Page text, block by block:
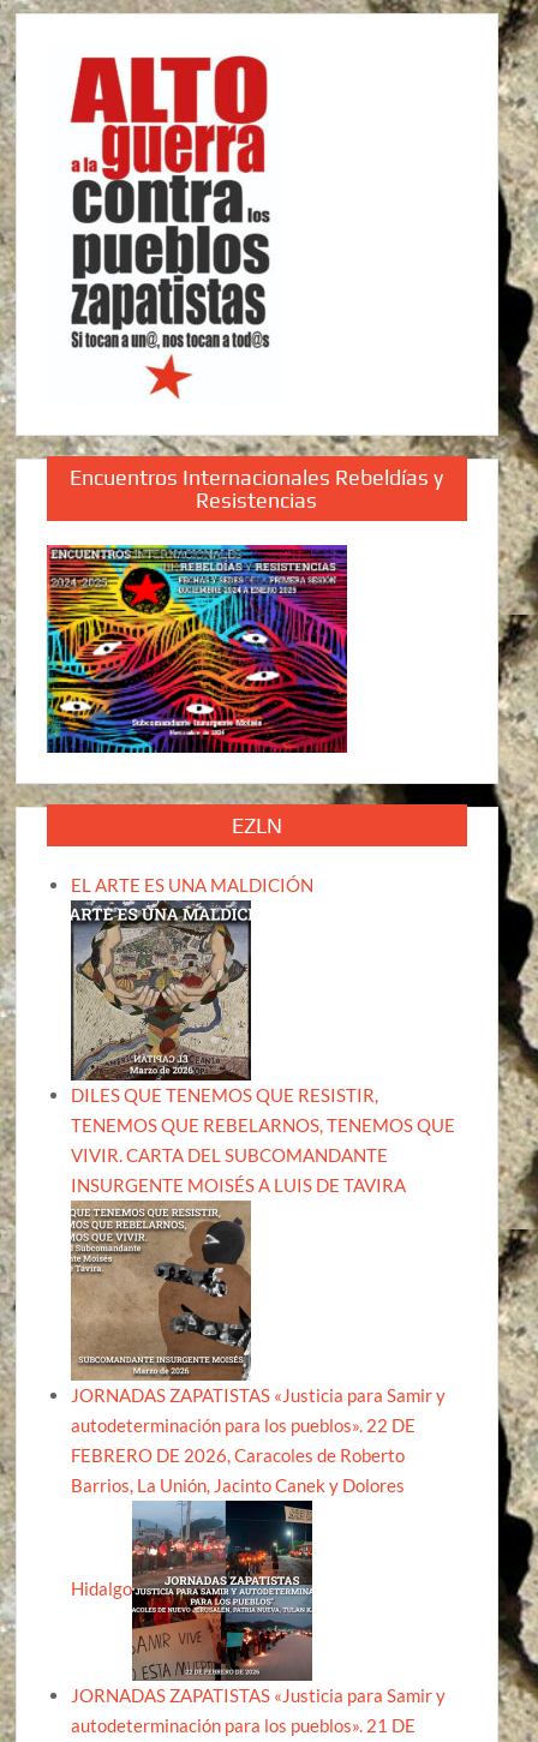
Encuentros Internacionales Rebeldías y
Resistencias
EZLN
EL ARTE ES UNA MALDICIÓN
DILES QUE TENEMOS QUE RESISTIR,
TENEMOS QUE REBELARNOS, TENEMOS QUE
VIVIR. CARTA DEL SUBCOMANDANTE
INSURGENTE MOISÉS A LUIS DE TAVIRA
JORNADAS ZAPATISTAS «Justicia para Samir y
autodeterminación para los pueblos». 22 DE
FEBRERO DE 2026, Caracoles de Roberto
Barrios, La Unión, Jacinto Canek y Dolores
Hidalgo
JORNADAS ZAPATISTAS «Justicia para Samir y
autodeterminación para los pueblos». 21 DE